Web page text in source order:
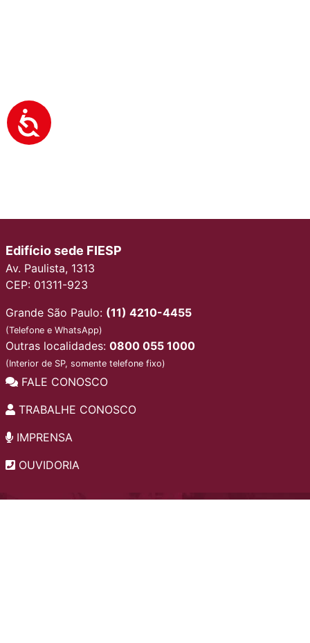
Edifício sede FIESP
Av. Paulista, 1313
CEP: 01311-923
Grande São Paulo: (11) 4210-4455
(Telefone e WhatsApp)
Outras localidades: 0800 055 1000
(Interior de SP, somente telefone fixo)
FALE CONOSCO
TRABALHE CONOSCO
IMPRENSA
OUVIDORIA